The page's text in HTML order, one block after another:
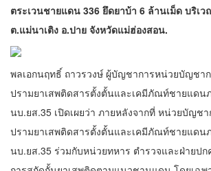
ตระเวนชายแดน 336 ยึดยาบ้า 6 ล้านเม็ด บริเ
ต.แม่นาเติง อ.ปาย จังหวัดแม่ฮ่องสอน.
พลเอกนฤทธิ์ ถาวรวงษ์ ผู้บัญชาการหน่วยบัญชา
ปรามยาเสพติดสารตั้งตั้นและเคมีภัณท์ชายแดน
นบ.ยส.35 เปิดเผยว่า ภายหลังจากที่ หน่วยบัญช
ปรามยาเสพติดสารตั้งตั้นและเคมีภัณท์ชายแดน
นบ.ยส.35 ร่วมกับหน่วยทหาร ตำรวจและฝ่ายปก